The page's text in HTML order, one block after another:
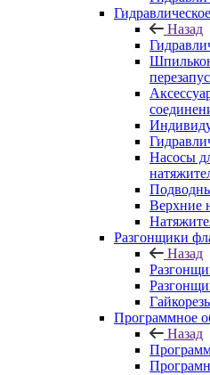
Назад
Насосы
Верхние
Разгонщики
Назад
Программное
Назад